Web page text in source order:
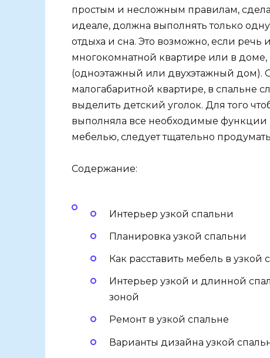
простым и несложным правилам,
идеале, должна выполнять только
отдыха и сна. Это возможно, если
многокомнатной квартире или в
(одноэтажный или двухэтажный дом).
малогабаритной квартире, в спальне
выделить детский уголок. Для того
выполняла все необходимые функции
мебелью, следует тщательно
Содержание:
Интерьер узкой спальни
Планировка узкой спальни
Как расставить мебель в узкой
Интерьер узкой и длинной
зоной
Ремонт в узкой спальне
Варианты дизайна узкой